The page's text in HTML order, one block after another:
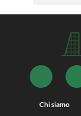
Chi siamo